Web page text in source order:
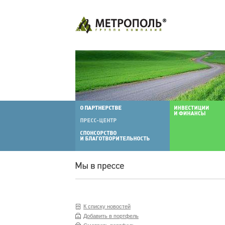
К списку новостей
Добавить в портфель